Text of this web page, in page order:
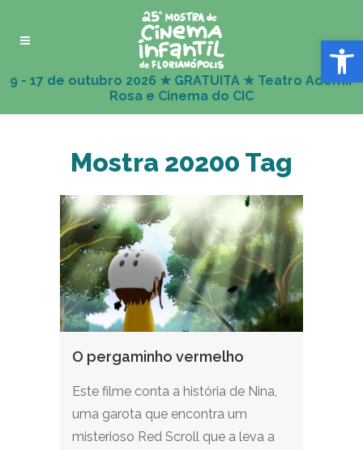
Abrir
Mostra 20200 Tag
O pergaminho vermelho
Este filme conta a história de Nina,
uma garota que encontra um
misterioso Red Scroll que a leva a